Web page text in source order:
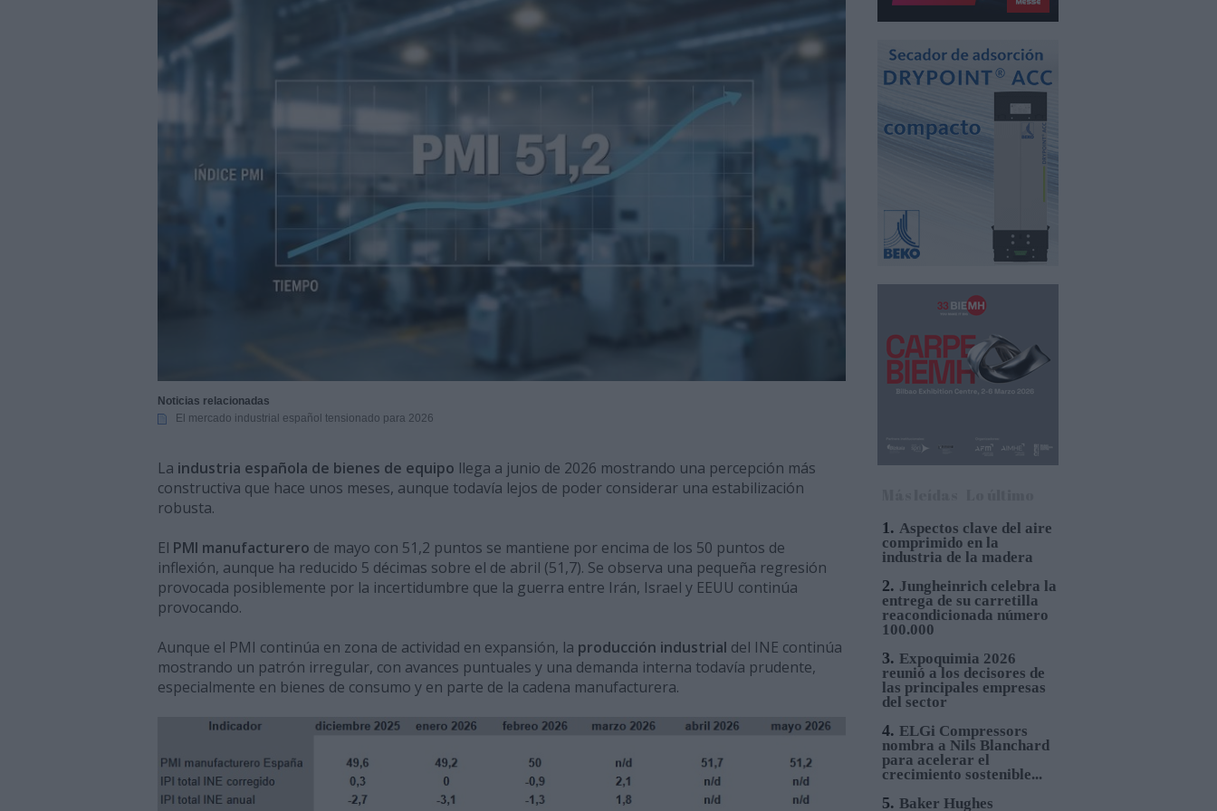
La Barca Energía construirá una central hidroeléctrica reversible en Asturias
29/07/2026 Subcontratación 2027 impulsará nuevas oportunidades de negocio con grandes
Innovación y nuevas oportunidades de negocio en la 10ª edición de AdditƐD
Aqualia se adjudica la construcción de la depuradora de Cajamarca en Perú
El bar como unidad de presión
El MMH 2026 reunirá a expositores de una veintena de países de los cinco continentes
Cómo digitalizar el mantenimiento para reducir averías y costes
Yaskawa presenta el nuevo robot de 6 ejes Motoman GP215L
ELGi Compressors nombra a Nils Blanchard para acelerar el crecimiento sostenible en
Cómo escalar producción sin multiplicar inventario, urgencias ni costes ocultos
07/08/2026 Emerson lanza nuevo sensor digital de pH/ORP de alta presión y alta temperatura
Noticias relacionadas
El mercado industrial español tensionado para 2026
La industria española de bienes de equipo llega a junio de 2026 mostrando una percepción más
constructiva que hace unos meses, aunque todavía lejos de poder considerar una estabilización
robusta.
El PMI manufacturero de mayo con 51,2 puntos se mantiene por encima de los 50 puntos de
inflexión, aunque ha reducido 5 décimas sobre el de abril (51,7). Se observa una pequeña regresión
provocada posiblemente por la incertidumbre que la guerra entre Irán, Israel y EEUU continúa
provocando.
Aunque el PMI continúa en zona de actividad en expansión, la producción industrial del INE continúa
mostrando un patrón irregular, con avances puntuales y una demanda interna todavía prudente,
especialmente en bienes de consumo y en parte de la cadena manufacturera.
1. Aspectos clave del aire
comprimido en la
industria de la madera
2. Jungheinrich celebra la
entrega de su carretilla
reacondicionada número
100.000
3. Expoquimia 2026
reunió a los decisores de
las principales empresas
del sector
4. ELGi Compressors
nombra a Nils Blanchard
para acelerar el
crecimiento sostenible...
5. Baker Hughes